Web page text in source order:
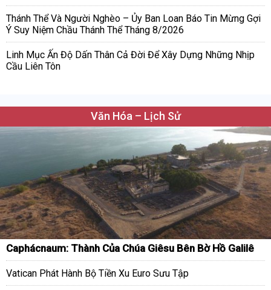
Thánh Thể Và Người Nghèo – Ủy Ban Loan Báo Tin Mừng Gợi
Ý Suy Niệm Chầu Thánh Thể Tháng 8/2026
Linh Mục Ấn Độ Dấn Thân Cả Đời Để Xây Dựng Những Nhịp
Cầu Liên Tôn
Văn Hóa – Lịch Sử
Caphácnaum: Thành Của Chúa Giêsu Bên Bờ Hồ Galilê
Vatican Phát Hành Bộ Tiền Xu Euro Sưu Tập